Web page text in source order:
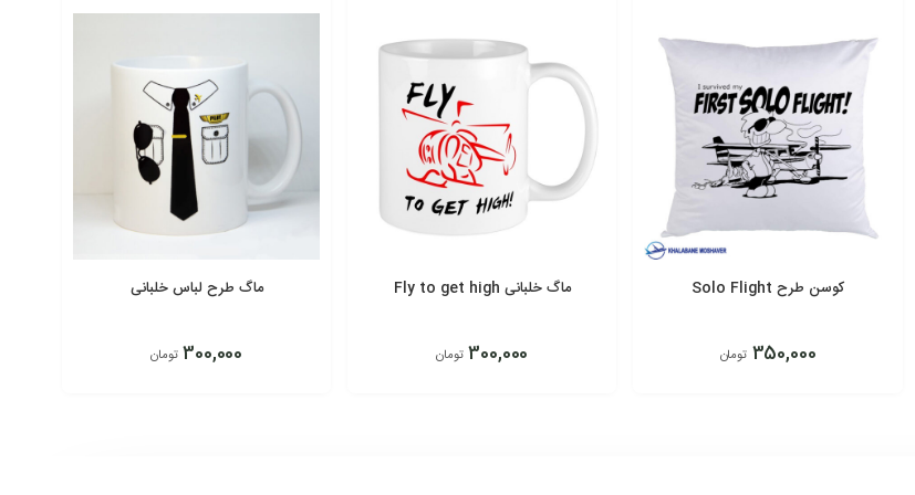
کوسن طرح Solo Flight
350,000 تومان
ماگ خلبانی Fly to get high
300,000 تومان
ماگ طرح لباس خلبانی
300,000 تومان